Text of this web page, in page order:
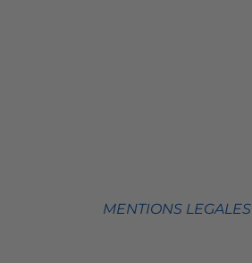
MENTIONS LEGALES